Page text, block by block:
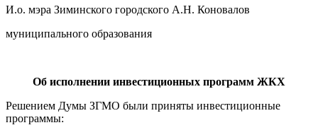
И.о. мэра Зиминского городского А.Н. Коновалов
муниципального образования
Об исполнении инвестиционных программ ЖКХ
Решением Думы ЗГМО были приняты инвестиционные
программы: